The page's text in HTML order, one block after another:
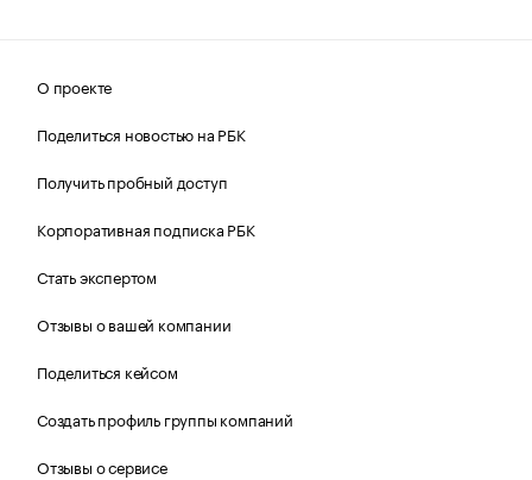
О проекте
Поделиться новостью на РБК
Получить пробный доступ
Корпоративная подписка РБК
Стать экспертом
Отзывы о вашей компании
Поделиться кейсом
Создать профиль группы компаний
Отзывы о сервисе